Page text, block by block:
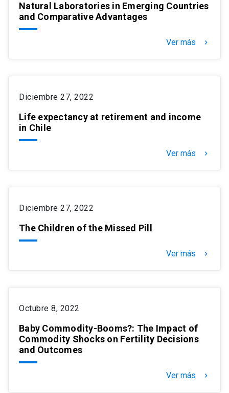
Natural Laboratories in Emerging Countries
and Comparative Advantages
Ver más keyboard_arrow_right
Diciembre 27, 2022
Life expectancy at retirement and income
in Chile
Ver más keyboard_arrow_right
Diciembre 27, 2022
The Children of the Missed Pill
Ver más keyboard_arrow_right
Octubre 8, 2022
Baby Commodity-Booms?: The Impact of
Commodity Shocks on Fertility Decisions
and Outcomes
Ver más keyboard_arrow_right